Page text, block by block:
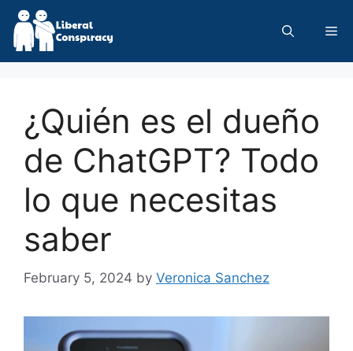
Skip
content
¿Quién es el dueño
de ChatGPT? Todo
lo que necesitas
saber
February 5, 2024 by Veronica Sanchez